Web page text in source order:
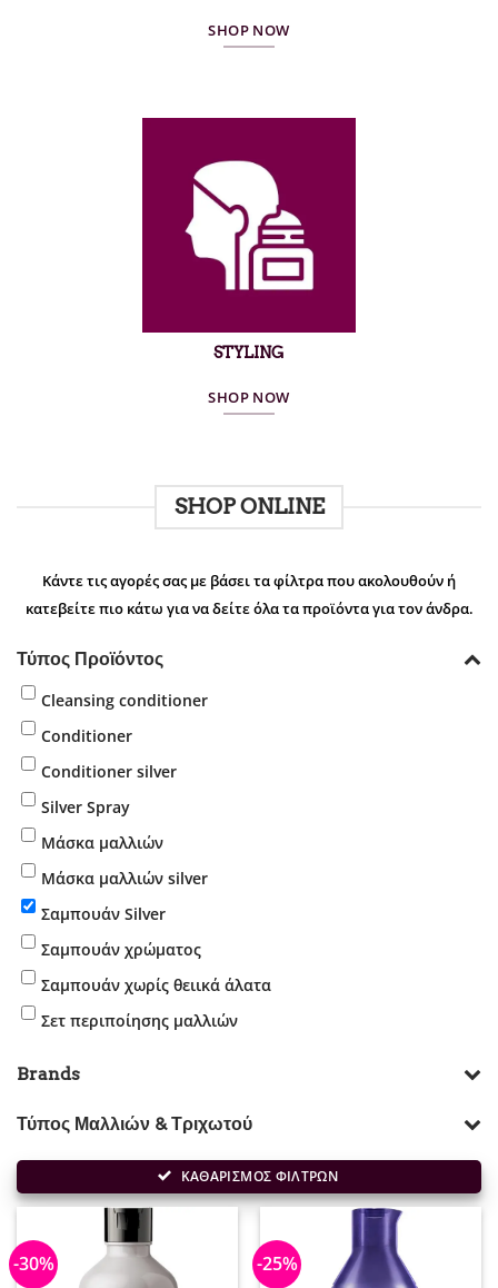
SHOP NOW
STYLING
SHOP NOW
SHOP ONLINE
Κάντε τις αγορές σας με βάσει τα φίλτρα που ακολουθούν ή
κατεβείτε πιο κάτω για να δείτε όλα τα προϊόντα για τον άνδρα.
Τύπος Προϊόντος
Cleansing conditioner
Conditioner
Conditioner silver
Silver Spray
Μάσκα μαλλιών
Μάσκα μαλλιών silver
Σαμπουάν Silver
Σαμπουάν χρώματος
Σαμπουάν χωρίς θειικά άλατα
Σετ περιποίησης μαλλιών
Brands
Τύπος Μαλλιών & Τριχωτού
ΚΑΘΑΡΙΣΜΟΣ ΦΙΛΤΡΩΝ
-30% -25%